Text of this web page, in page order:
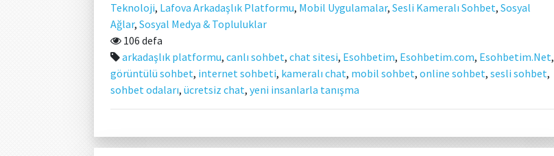
Teknoloji, Lafova Arkadaşlık Platformu, Mobil Uygulamalar, Sesli Kameralı Sohbet, Sosyal
Ağlar, Sosyal Medya & Topluluklar
106 defa
arkadaşlık platformu, canlı sohbet, chat sitesi, Esohbetim, Esohbetim.com, Esohbetim.Net,
görüntülü sohbet, internet sohbeti, kameralı chat, mobil sohbet, online sohbet, sesli sohbet,
sohbet odaları, ücretsiz chat, yeni insanlarla tanışma